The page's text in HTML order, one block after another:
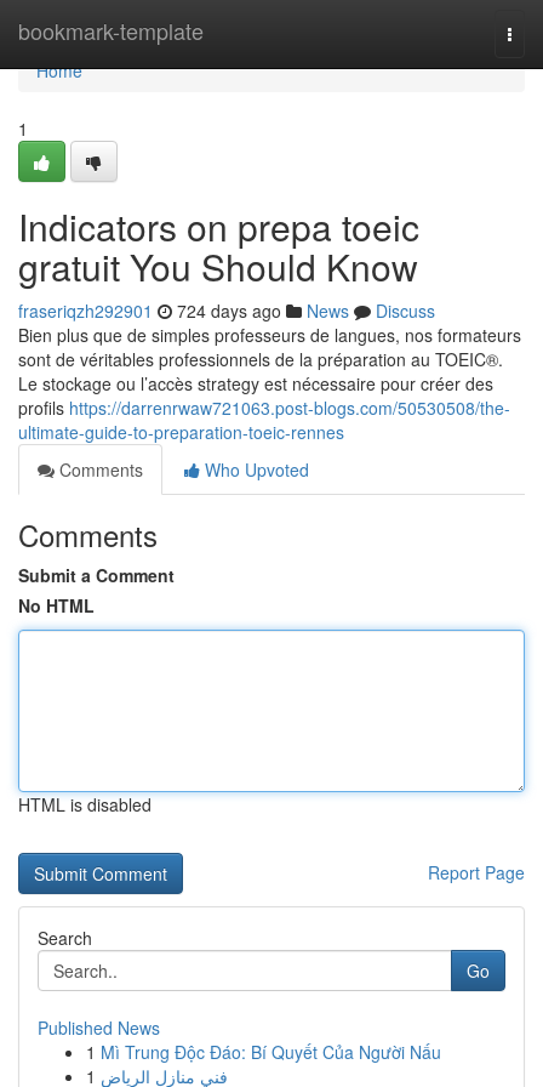
bookmark-template
Home
Home
1
Indicators on prepa toeic
gratuit You Should Know
fraseriqzh292901 724 days ago News
Discuss
Bien plus que de simples professeurs de langues, nos formateurs
sont de véritables professionnels de la préparation au TOEIC®.
Le stockage ou l’accès strategy est nécessaire pour créer des
profils https://darrenrwaw721063.post-blogs.com/50530508/the-
ultimate-guide-to-preparation-toeic-rennes
Comments
Who Upvoted
Comments
Submit a Comment
No HTML
HTML is disabled
Report Page
Search
Go
Published News
1 Mì Trung Độc Đáo: Bí Quyết Của Người Nấu
1 فني منازل الرياض